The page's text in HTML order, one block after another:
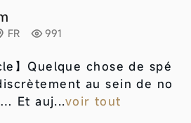
FR 991
】 Quelque chose de spé
au sein de no
Et auj...voir tout